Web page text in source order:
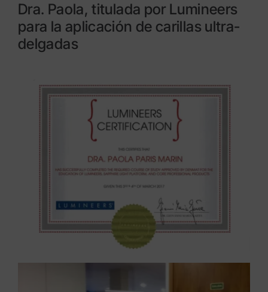
Dra. Paola, titulada por Lumineers
para la aplicación de carillas ultra-
delgadas